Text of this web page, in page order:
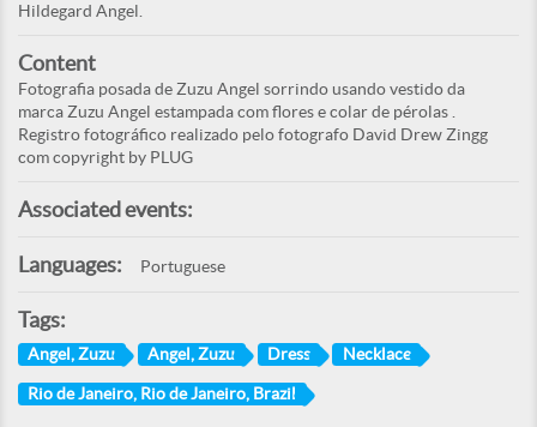
Hildegard Angel.
Content
Fotografia posada de Zuzu Angel sorrindo usando vestido da
marca Zuzu Angel estampada com flores e colar de pérolas .
Registro fotográfico realizado pelo fotografo David Drew Zingg
com copyright by PLUG
Associated events:
Languages: Portuguese
Tags:
Angel, Zuzu Angel, Zuzu Dress Necklace
Rio de Janeiro, Rio de Janeiro, Brazil